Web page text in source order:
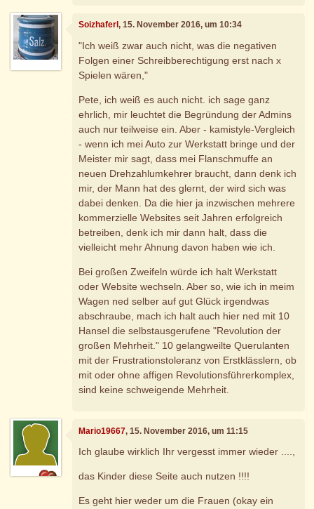
Soizhaferl, 15. November 2016, um 10:34
"Ich weiß zwar auch nicht, was die negativen
Folgen einer Schreibberechtigung erst nach x
Spielen wären,"
Pete, ich weiß es auch nicht. ich sage ganz
ehrlich, mir leuchtet die Begründung der Admins
auch nur teilweise ein. Aber - kamistyle-Vergleich
- wenn ich mei Auto zur Werkstatt bringe und der
Meister mir sagt, dass mei Flanschmuffe an
neuen Drehzahlumkehrer braucht, dann denk ich
mir, der Mann hat des glernt, der wird sich was
dabei denken. Da die hier ja inzwischen mehrere
kommerzielle Websites seit Jahren erfolgreich
betreiben, denk ich mir dann halt, dass die
vielleicht mehr Ahnung davon haben wie ich.
Bei großen Zweifeln würde ich halt Werkstatt
oder Website wechseln. Aber so, wie ich in meim
Wagen ned selber auf gut Glück irgendwas
abschraube, mach ich halt auch hier ned mit 10
Hansel die selbstausgerufene "Revolution der
großen Mehrheit." 10 gelangweilte Querulanten
mit der Frustrationstoleranz von Erstklässlern, ob
mit oder ohne affigen Revolutionsführerkomplex,
sind keine schweigende Mehrheit.
Mario19667, 15. November 2016, um 11:15
Ich glaube wirklich Ihr vergesst immer wieder ....,
das Kinder diese Seite auch nutzen !!!!
Es geht hier weder um die Frauen (okay ein